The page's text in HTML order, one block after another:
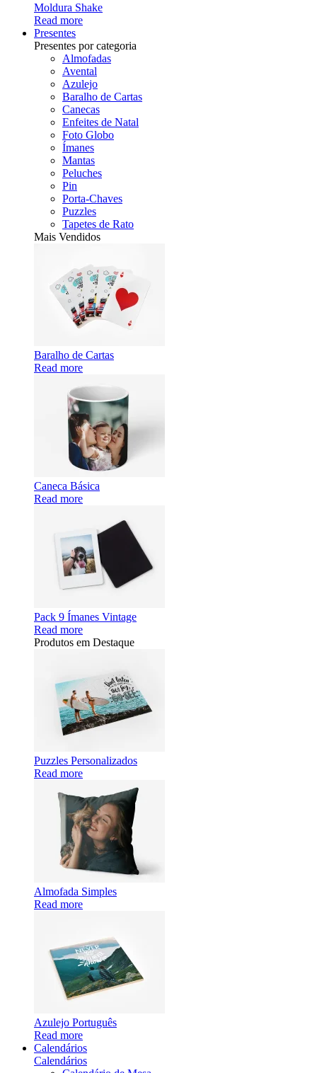
Moldura Shake
Read more
Presentes
Presentes por categoria
Almofadas
Avental
Azulejo
Baralho de Cartas
Canecas
Enfeites de Natal
Foto Globo
Ímanes
Mantas
Peluches
Pin
Porta-Chaves
Puzzles
Tapetes de Rato
Mais Vendidos
Baralho de Cartas
Read more
Caneca Básica
Read more
Pack 9 Ímanes Vintage
Read more
Produtos em Destaque
Puzzles Personalizados
Read more
Almofada Simples
Read more
Azulejo Português
Read more
Calendários
Calendários